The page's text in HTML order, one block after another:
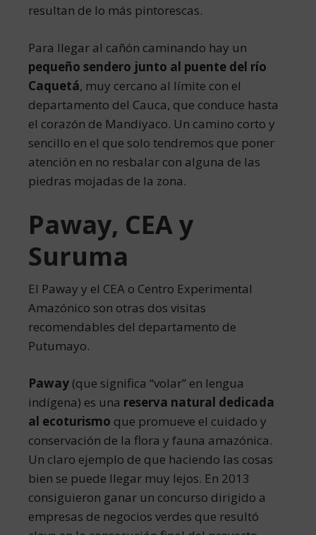
resultan de lo más pintorescas.
Para llegar al cañón caminando hay un
pequeño sendero junto al puente del río
Caquetá, muy cercano al límite con el
departamento del Cauca, que conduce hasta
el corazón de Mandiyaco. Un camino corto y
sencillo en el que solo tendremos que poner
atención en no resbalar con alguna de las
piedras mojadas de la zona.
Paway, CEA y
Suruma
El Paway y el CEA o Centro Experimental
Amazónico son otras dos visitas
recomendables del departamento de
Putumayo.
Paway (que significa “volar” en lengua
indígena) es una reserva natural dedicada
al ecoturismo que promueve el cuidado y
conservación de la flora y fauna amazónica.
Un claro ejemplo de que haciendo las cosas
bien se puede llegar muy lejos. En 2013
consiguieron ganar un concurso dirigido a
empresas de negocios verdes que resultó